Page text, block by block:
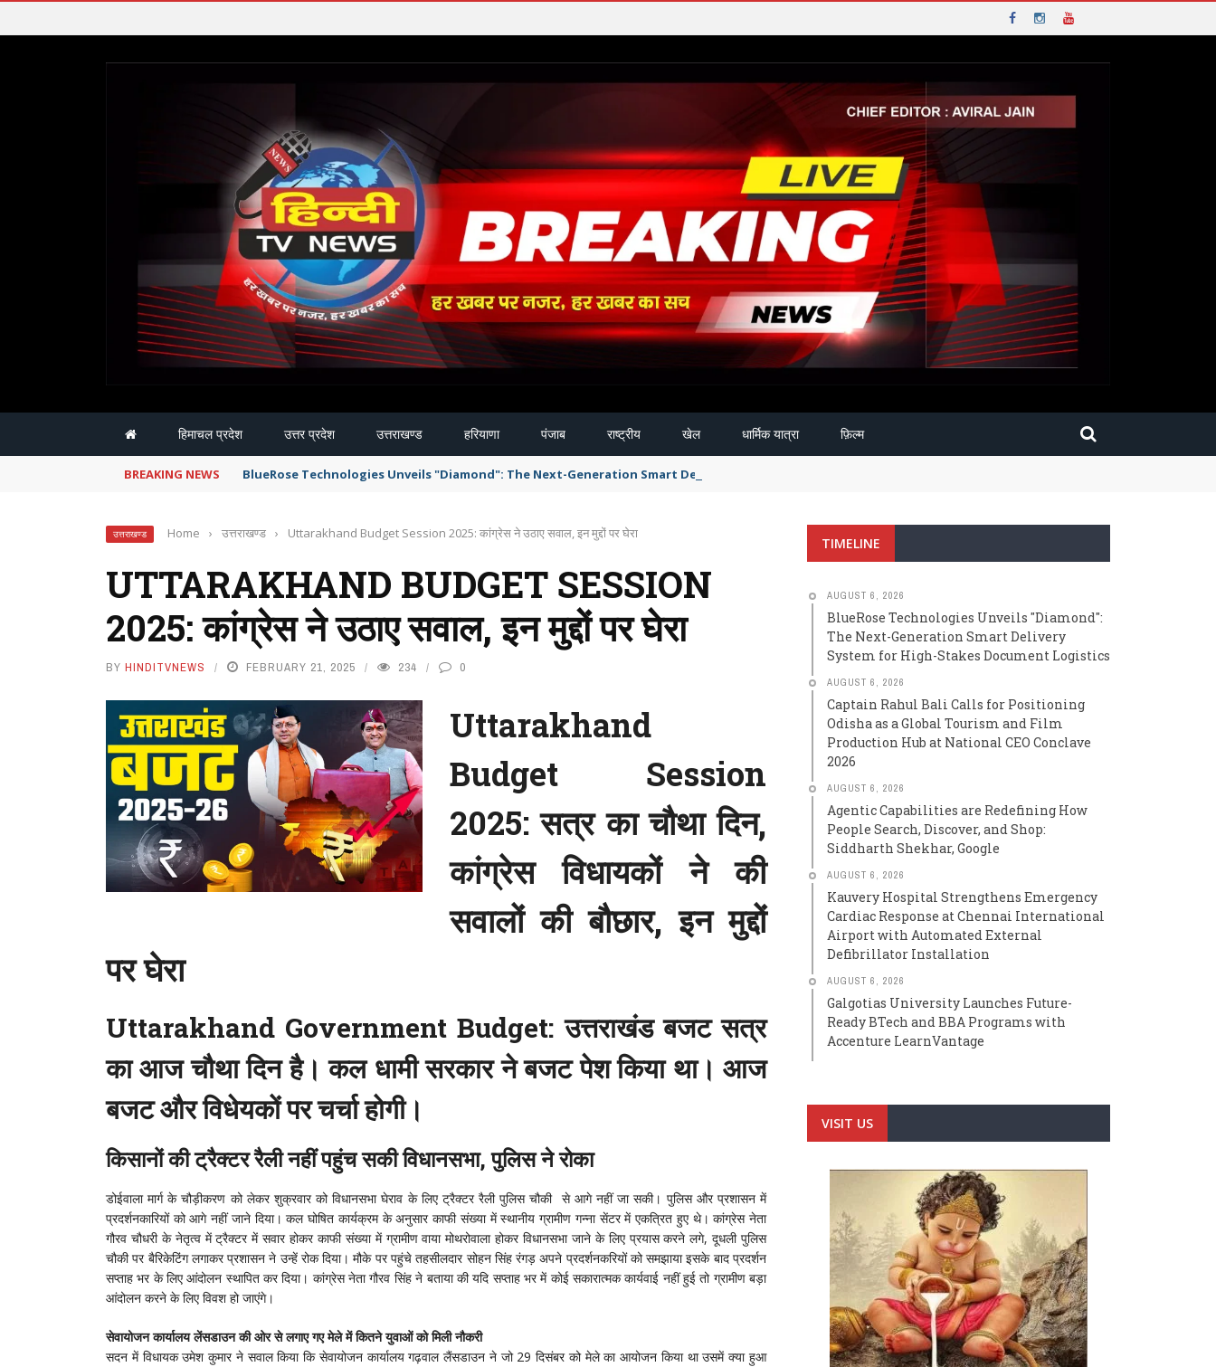
हिमाचल प्रदेश उत्तर प्रदेश उत्तराखण्ड हरियाणा पंजाब राष्ट्रीय खेल धार्मिक यात्रा फ़िल्म
BREAKING NEWS BlueRose Technologies Unveils "Diamond": The Next-Generation Smart Delivery System for High-Stakes Document Logistics
उत्तराखण्ड Home › उत्तराखण्ड › Uttarakhand Budget Session 2025: कांग्रेस ने उठाए सवाल, इन मुद्दों पर घेरा
UTTARAKHAND BUDGET SESSION
2025: कांग्रेस ने उठाए सवाल, इन मुद्दों पर घेरा
BY HINDITVNEWS FEBRUARY 21, 2025 234 0
Uttarakhand
Budget Session
2025: सत्र का चौथा दिन,
कांग्रेस विधायकों ने की
सवालों की बौछार, इन मुद्दों
पर घेरा
Uttarakhand Government Budget:उत्तराखंड बजट सत्र
का आज चौथा दिन है। कल धामी सरकार ने बजट पेश किया था। आज
बजट और विधेयकों पर चर्चा होगी।
किसानों की ट्रैक्टर रैली नहीं पहुंच सकी विधानसभा, पुलिस ने रोका
डोईवाला मार्ग के चौड़ीकरण को लेकर शुक्रवार को विधानसभा घेराव के लिए ट्रैक्टर रैली पुलिस चौकी से आगे नहीं जा सकी। पुलिस और प्रशासन में
प्रदर्शनकारियों को आगे नहीं जाने दिया। कल घोषित कार्यक्रम के अनुसार काफी संख्या में स्थानीय ग्रामीण गन्ना सेंटर में एकत्रित हुए थे। कांग्रेस नेता
गौरव चौधरी के नेतृत्व में ट्रैक्टर में सवार होकर काफी संख्या में ग्रामीण वाया मोथरोवाला होकर विधानसभा जाने के लिए प्रयास करने लगे, दूधली पुलिस
चौकी पर बैरिकेटिंग लगाकर प्रशासन ने उन्हें रोक दिया। मौके पर पहुंचे तहसीलदार सोहन सिंह रंगड़ अपने प्रदर्शनकरियों को समझाया इसके बाद प्रदर्शन
सप्ताह भर के लिए आंदोलन स्थापित कर दिया। कांग्रेस नेता गौरव सिंह ने बताया की यदि सप्ताह भर में कोई सकारात्मक कार्यवाई नहीं हुई तो ग्रामीण बड़ा
आंदोलन करने के लिए विवश हो जाएंगे।
सेवायोजन कार्यालय लेंसडाउन की ओर से लगाए गए मेले में कितने युवाओं को मिली नौकरी
सदन में विधायक उमेश कुमार ने सवाल किया कि सेवायोजन कार्यालय गढ़वाल लैंसडाउन ने जो 29 दिसंबर को मेले का आयोजन किया था उसमें क्या हुआ
TIMELINE
AUGUST 6, 2026
BlueRose Technologies Unveils "Diamond":
The Next-Generation Smart Delivery
System for High-Stakes Document Logistics
AUGUST 6, 2026
Captain Rahul Bali Calls for Positioning
Odisha as a Global Tourism and Film
Production Hub at National CEO Conclave
2026
AUGUST 6, 2026
Agentic Capabilities are Redefining How
People Search, Discover, and Shop:
Siddharth Shekhar, Google
AUGUST 6, 2026
Kauvery Hospital Strengthens Emergency
Cardiac Response at Chennai International
Airport with Automated External
Defibrillator Installation
AUGUST 6, 2026
Galgotias University Launches Future-
Ready BTech and BBA Programs with
Accenture LearnVantage
VISIT US